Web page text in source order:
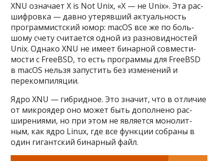
XNU озна­чает X is Not Unix, «X — не Unix». Эта рас­
шифров­ка — дав­но уте­ряв­ший акту­аль­ность
прог­раммист­ский юмор: macOS все же по боль­
шому сче­ту счи­тает­ся одной из раз­новид­ностей
Unix. Одна­ко XNU не име­ет бинар­ной сов­мести­
мос­ти с FreeBSD, то есть прог­раммы для FreeBSD
в macOS нель­зя запус­тить без изме­нений и
переком­пиляции.
Яд­ро XNU — гиб­ридное. Это зна­чит, что в отли­чие
от мик­роядер оно может быть допол­нено рас­
ширени­ями, но при этом не явля­ется монолит­
ным, как ядро Linux, где все фун­кции соб­раны в
один гигант­ский бинар­ный файл.